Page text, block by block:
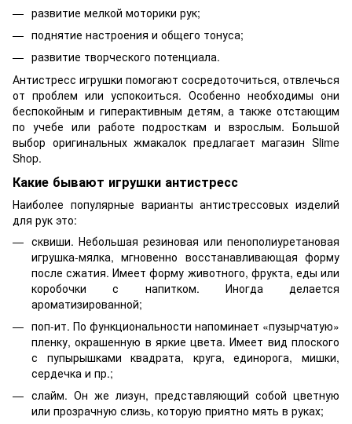
развитие мелкой моторики рук;
поднятие настроения и общего тонуса;
развитие творческого потенциала.
Антистресс игрушки помогают сосредоточиться, отвлечься
от проблем или успокоиться. Особенно необходимы они
беспокойным и гиперактивным детям, а также отстающим
по учебе или работе подросткам и взрослым. Большой
выбор оригинальных жмакалок предлагает магазин Slime
Shop.
Какие бывают игрушки антистресс
Наиболее популярные варианты антистрессовых изделий
для рук это:
сквиши. Небольшая резиновая или пенополиуретановая
игрушка-мялка, мгновенно восстанавливающая форму
после сжатия. Имеет форму животного, фрукта, еды или
коробочки с напитком. Иногда делается
ароматизированной;
поп-ит. По функциональности напоминает «пузырчатую»
пленку, окрашенную в яркие цвета. Имеет вид плоского
с пупырышками квадрата, круга, единорога, мишки,
сердечка и пр.;
слайм. Он же лизун, представляющий собой цветную
или прозрачную слизь, которую приятно мять в руках;